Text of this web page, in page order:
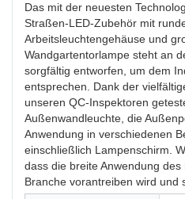
Das mit der neuesten
Straßen-LED-Zubehör mit
Arbeitsleuchtengehäuse und
Wandgartentorlampe steht an
sorgfältig entworfen, um dem
entsprechen. Dank der
unseren QC-Inspektoren
Außenwandleuchte, die
Anwendung in verschiedenen
einschließlich Lampenschirm.
dass die breite Anwendung
Branche vorantreiben wird und